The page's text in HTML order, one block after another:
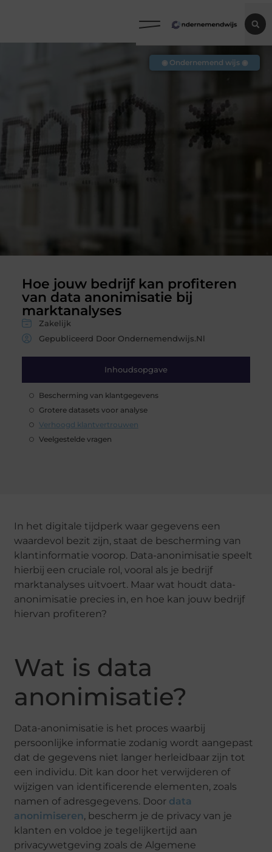
Hoe jouw bedrijf kan profiteren
van data anonimisatie bij
marktanalyses
Zakelijk
Gepubliceerd Door Ondernemendwijs.nl
Inhoudsopgave
Bescherming van klantgegevens
Grotere datasets voor analyse
Verhoogd klantvertrouwen
Veelgestelde vragen
◉ Ondernemend wijs ◉
In het digitale tijdperk waar gegevens een
waardevol bezit zijn, staat de bescherming van
klantinformatie voorop. Data-anonimisatie speelt
hierbij een cruciale rol, vooral als je bedrijf
marktanalyses uitvoert. Maar wat houdt data-
anonimisatie precies in, en hoe kan jouw bedrijf
hiervan profiteren?
Wat is data
anonimisatie?
Data-anonimisatie is het proces waarbij
persoonlijke informatie zodanig wordt aangepast
dat de gegevens niet langer herleidbaar zijn tot
een individu. Dit kan door het verwijderen of
wijzigen van identificerende elementen, zoals
namen of adresgegevens. Door data
anonimiseren, bescherm je de privacy van je
klanten en voldoe je tegelijkertijd aan
privacywetgeving zoals de Algemene